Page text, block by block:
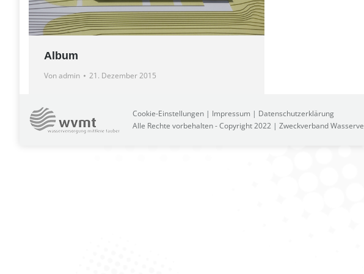
Album
Vonadmin 21. Dezember 2015
Cookie-Einstellungen | Impressum | Datenschutzerklärung
Alle Rechte vorbehalten - Copyright 2022 | Zweckverband